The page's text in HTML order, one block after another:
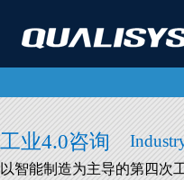
工业4.0咨询
以智能制造为主导的第四次